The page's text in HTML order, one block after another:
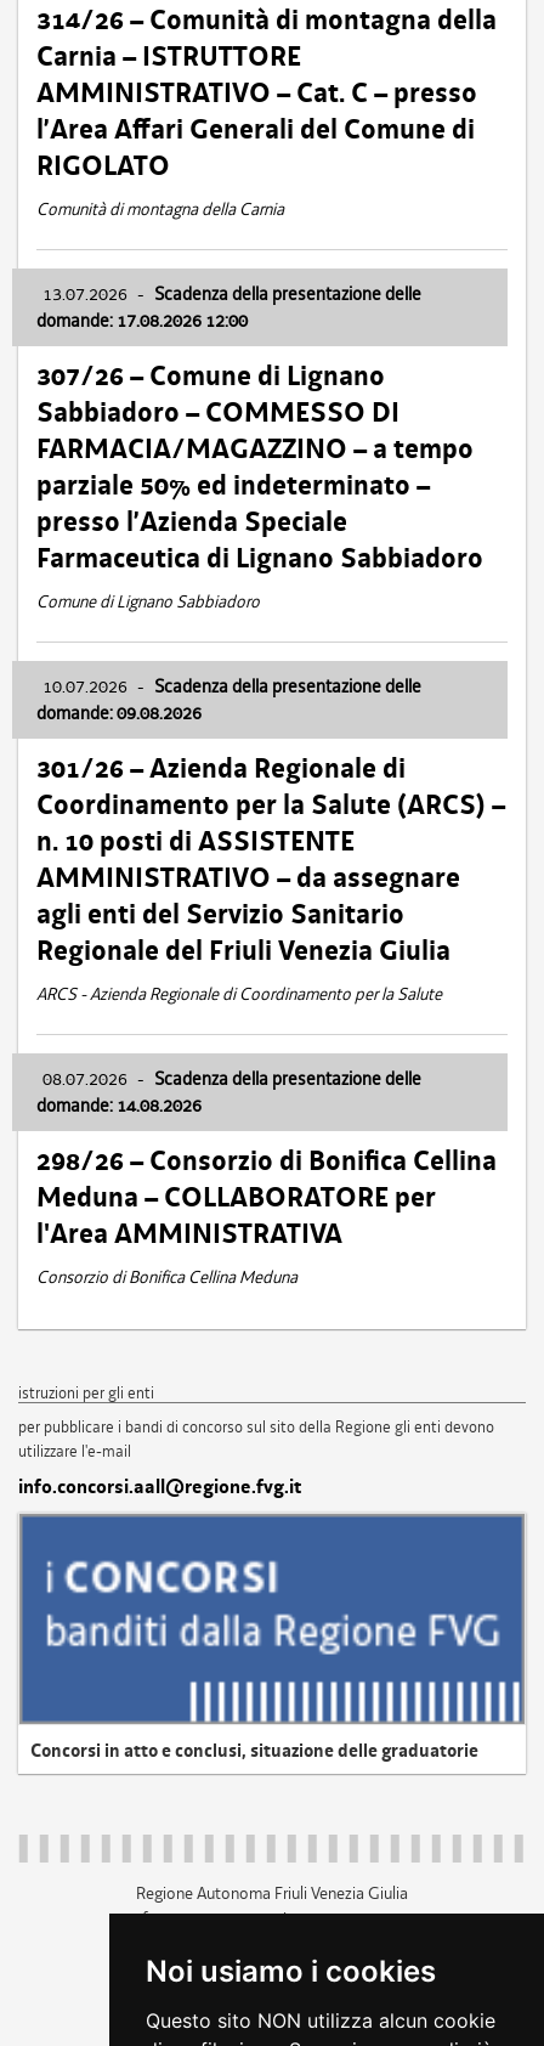
Noi usiamo i cookies
Questo sito NON utilizza alcun cookie
314/26 – Comunità di montagna della
Carnia – ISTRUTTORE
AMMINISTRATIVO – Cat. C – presso
l’Area Affari Generali del Comune di
RIGOLATO
Comunità di montagna della Carnia
13.07.2026 - Scadenza della presentazione delle
domande: 17.08.2026 12:00
307/26 – Comune di Lignano
Sabbiadoro – COMMESSO DI
FARMACIA/MAGAZZINO – a tempo
parziale 50% ed indeterminato –
presso l’Azienda Speciale
Farmaceutica di Lignano Sabbiadoro
Comune di Lignano Sabbiadoro
10.07.2026 - Scadenza della presentazione delle
domande: 09.08.2026
301/26 – Azienda Regionale di
Coordinamento per la Salute (ARCS) –
n. 10 posti di ASSISTENTE
AMMINISTRATIVO – da assegnare
agli enti del Servizio Sanitario
Regionale del Friuli Venezia Giulia
ARCS - Azienda Regionale di Coordinamento per la Salute
08.07.2026 - Scadenza della presentazione delle
domande: 14.08.2026
298/26 – Consorzio di Bonifica Cellina
Meduna – COLLABORATORE per
l'Area AMMINISTRATIVA
Consorzio di Bonifica Cellina Meduna
istruzioni per gli enti
per pubblicare i bandi di concorso sul sito della Regione gli enti devono
utilizzare l'e-mail
info.concorsi.aall@regione.fvg.it
Concorsi in atto e conclusi, situazione delle graduatorie
Regione Autonoma Friuli Venezia Giulia
c.f. 80014930327; p.iva 00526040324
+39 040 3771111